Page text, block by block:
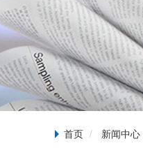
首页 新闻中心